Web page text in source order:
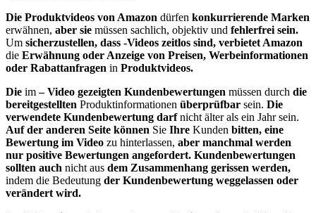
Die Produktvideos von Amazon dürfen konkurrierende Marken
erwähnen, aber sie müssen sachlich, objektiv und fehlerfrei sein.
Um sicherzustellen, dass -Videos zeitlos sind, verbietet Amazon
die Erwähnung oder Anzeige von Preisen, Werbeinformationen
oder Rabattanfragen in Produktvideos.
Die im– Video gezeigten Kundenbewertungen müssen durch die
bereitgestellten Produktinformationen überprüfbar sein. Die
verwendete Kundenbewertung darfnicht älter als ein Jahr sein.
Auf der anderen Seite können Sie Ihre Kunden bitten, eine
Bewertung im Video zu hinterlassen, aber manchmal werden
nur positive Bewertungen angefordert. Kundenbewertungen
sollten auch nicht aus dem Zusammenhang gerissen werden,
indem die Bedeutung der Kundenbewertung weggelassen oder
verändert wird.